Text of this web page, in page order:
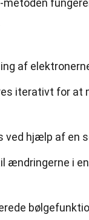
af
iterativt for at
ved hjælp af en
ændringerne i